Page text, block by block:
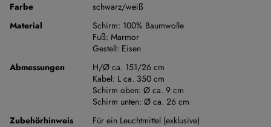
Farbe
schwarz/weiß
Material
Schirm: 100% Baumwolle
Fuß: Marmor
Gestell: Eisen
Abmessungen
H/Ø ca. 151/26 cm
Kabel: L ca. 350 cm
Schirm oben: Ø ca. 9 cm
Schirm unten: Ø ca. 26 cm
Zubehörhinweis
Für ein Leuchtmittel (exklusive)